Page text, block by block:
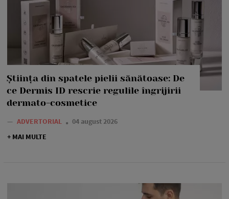
Știința din spatele pielii sănătoase: De
ce Dermis ID rescrie regulile îngrijirii
dermato-cosmetice
— ADVERTORIAL
04 august 2026
+ MAI MULTE